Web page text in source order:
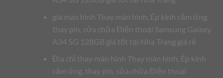
giá màn hình Thay màn hình, Ép kính cảm ứng,
thay pin, sửa chữa Điện thoại Samsung Galaxy
A34 5G 128GB giá tốt tại Nha Trang giá rẻ
Địa chỉ thay màn hình Thay màn hình, Ép kính
cảm ứng, thay pin, sửa chữa Điện thoại